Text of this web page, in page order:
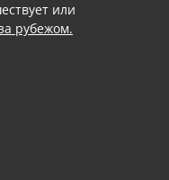
или
рубежом.